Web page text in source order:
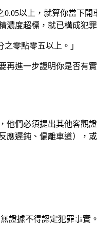
以上，就算你當下
濃度超標，就已構成犯罪
零點零五以上。」
進一步證明你是否有
們必須提出其他客觀
遲鈍、偏離車道），
證據不得認定犯罪事實。